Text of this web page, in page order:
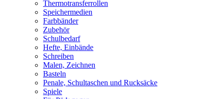
Thermotransferrollen
Speichermedien
Farbbänder
Zubehör
Schulbedarf
Hefte, Einbände
Schreiben
Malen, Zeichnen
Basteln
Penale, Schultaschen und Rucksäcke
Spiele